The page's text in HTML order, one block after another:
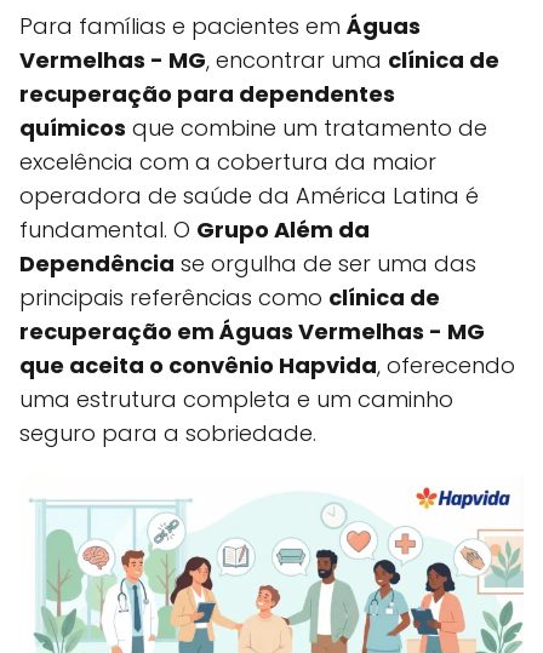
Para famílias e pacientes em Águas
Vermelhas - MG, encontrar uma clínica de
recuperação para dependentes
químicos que combine um tratamento de
excelência com a cobertura da maior
operadora de saúde da América Latina é
fundamental. O Grupo Além da
Dependência se orgulha de ser uma das
principais referências como clínica de
recuperação em Águas Vermelhas - MG
que aceita o convênio Hapvida, oferecendo
uma estrutura completa e um caminho
seguro para a sobriedade.